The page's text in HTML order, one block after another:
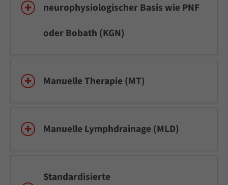
neurophysiologischer Basis wie PNF
oder Bobath (KGN)
Manuelle Therapie (MT)
Manuelle Lymphdrainage (MLD)
Standardisierte